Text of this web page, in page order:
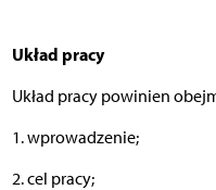
Układ pracy
Układ pracy powinien
1. wprowadzenie;
2. cel pracy;